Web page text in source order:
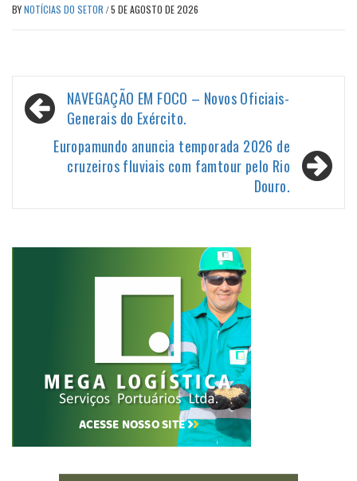
BYNOTÍCIAS DO SETOR /5 DE AGOSTO DE 2026
Navegação
de
Post
NAVEGAÇÃO EM FOCO – Novos Oficiais-
Generais do Exército.
Europamundo anuncia temporada 2026 de
cruzeiros fluviais com famtour pelo Rio
Douro.